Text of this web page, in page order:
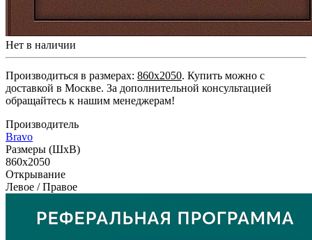
Нет в наличии
Производиться в размерах: 860x2050. Купить можно с
доставкой в Москве. За дополнительной консультацией
обращайтесь к нашим менеджерам!
Производитель
Bravo
Размеры (ШxВ)
860x2050
Открывание
Левое / Правое